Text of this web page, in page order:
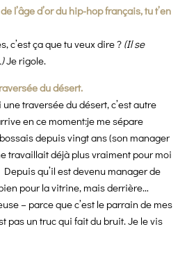
l’âge d’or du hip-hop français, tu t’en
c’est ça que tu veux dire ? (Il se
Je rigole.
du désert.
traversée du désert, c’est autre
en ce moment:je me sépare
depuis vingt ans (son manager
travaillait déjà plus vraiment pour moi
qu’il est devenu manager de
pour la vitrine, mais derrière…
– parce que c’est le parrain de mes
pas un truc qui fait du bruit. Je le vis